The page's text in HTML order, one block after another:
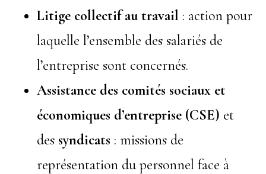
Litige collectif au travail : action pour
laquelle l’ensemble des salariés de
l’entreprise sont concernés.
Assistance des comités sociaux et
économiques d’entreprise (CSE) et
des syndicats : missions de
représentation du personnel face à